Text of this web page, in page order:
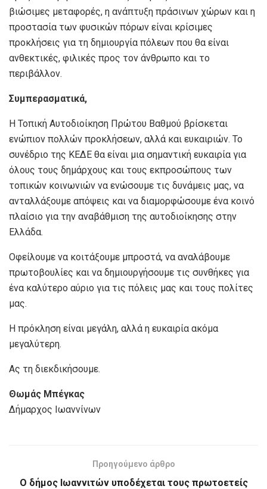
βιώσιμες μεταφορές, η ανάπτυξη πράσινων χώρων και η
προστασία των φυσικών πόρων είναι κρίσιμες
προκλήσεις για τη δημιουργία πόλεων που θα είναι
ανθεκτικές, φιλικές προς τον άνθρωπο και το
περιβάλλον.
Συμπερασματικά,
Η Τοπική Αυτοδιοίκηση Πρώτου Βαθμού βρίσκεται
ενώπιον πολλών προκλήσεων, αλλά και ευκαιριών. Το
συνέδριο της ΚΕΔΕ θα είναι μια σημαντική ευκαιρία για
όλους τους δημάρχους και τους εκπροσώπους των
τοπικών κοινωνιών να ενώσουμε τις δυνάμεις μας, να
ανταλλάξουμε απόψεις και να διαμορφώσουμε ένα κοινό
πλαίσιο για την αναβάθμιση της αυτοδιοίκησης στην
Ελλάδα.
Οφείλουμε να κοιτάξουμε μπροστά, να αναλάβουμε
πρωτοβουλίες και να δημιουργήσουμε τις συνθήκες για
ένα καλύτερο αύριο για τις πόλεις μας και τους πολίτες
μας.
Η πρόκληση είναι μεγάλη, αλλά η ευκαιρία ακόμα
μεγαλύτερη.
Ας τη διεκδικήσουμε.
Θωμάς Μπέγκας
Δήμαρχος Ιωαννίνων
Προηγούμενο άρθρο
Ο δήμος Ιωαννιτών υποδέχεται τους πρωτοετείς